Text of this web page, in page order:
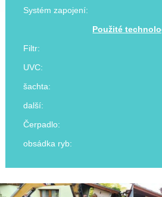
Systém zapojení:
Použité
Filtr:
UVC:
šachta:
další:
Čerpadlo:
obsádka ryb: